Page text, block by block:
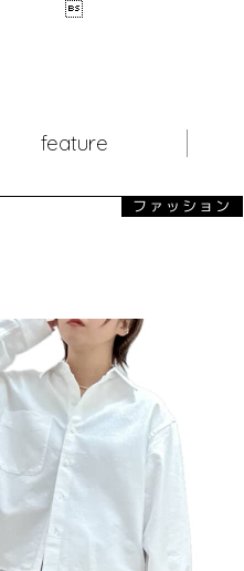

feature
ファッション